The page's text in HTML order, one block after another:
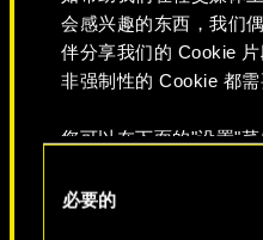
会感兴趣的东西，我们
伴分享我们的 Cookie
非强制性的 Cookie 都需
您可以在下面的"设置"
好。一旦您了解了其中
必要的
你的
亚
要敬你三分。
打退堂鼓，不